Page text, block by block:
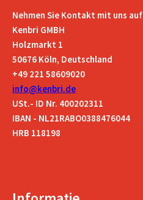
Nehmen Sie Kontakt mit uns auf
Kenbri GMBH
Holzmarkt 1
50676 Köln, Deutschland
+49 221 58609020
info@kenbri.de
USt.- ID Nr. 400202311
IBAN - NL21RABO0388476044
HRB 118198